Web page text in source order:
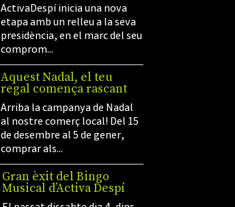
ActivaDespí inicia una nova
etapa amb un relleu a la seva
presidència, en el marc del seu
comprom...
Aquest Nadal, el teu
regal comença rascant
Arriba la campanya de Nadal
al nostre comerç local! Del 15
de desembre al 5 de gener,
comprar als...
Gran èxit del Bingo
Musical d’Activa Despí